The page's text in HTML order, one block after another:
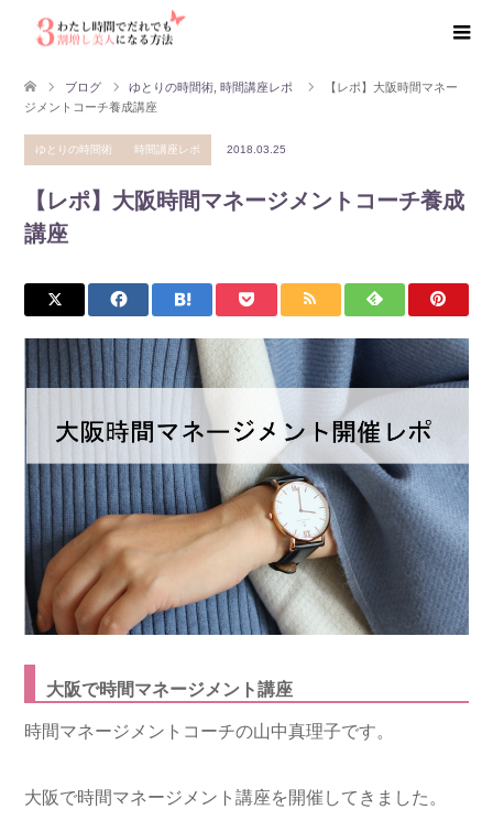
ブログ ゆとりの時間術 時間講座レポ
【レポ】大阪時間マネー
ジメントコーチ養成講座
ゆとりの時間術 時間講座レポ 2018.03.25
【レポ】大阪時間マネージメントコーチ養成
講座
大阪で時間マネージメント講座
時間マネージメントコーチの山中真理子です。
大阪で時間マネージメント講座を開催してきました。